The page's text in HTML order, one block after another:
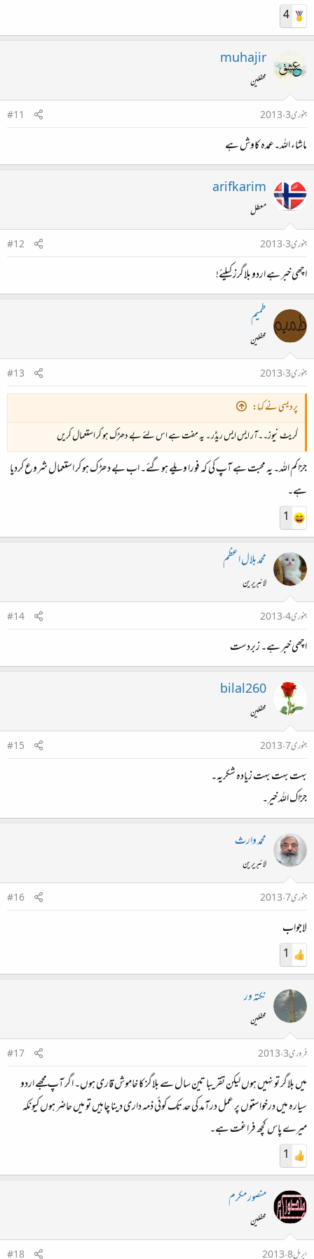
4
muhajir
محفلین
جنوری 3، 2013
#11
ماشاء اللہ۔عمدہ کاوش ہے
arifkarim
معطل
جنوری 3، 2013
#12
اچھی خبر ہے اردو بلاگرز کیلئے!
طمیم
محفلین
جنوری 3، 2013
#13
پردیسی نے کہا:
گریٹ نیوز۔۔آر ایس ایس ریڈر ۔ یہ مفت ہے اس لئے بے دھڑک ہو کر استعمال کریں
جزاکم اللہ۔ یہ محبت ہے آپ کی کہ فورا ویلے ہوگئے۔ اب بے دھڑک ہو کر استعمال شروع کردیا
ہے۔
1
محمد بلال اعظم
لائبریرین
جنوری 4، 2013
#14
اچھی خبر ہے۔ زبردست
bilal260
محفلین
جنوری 7، 2013
#15
بہت بہت بہت زیادہ شکریہ۔
جزاک اللہ خیر۔
محمد وارث
لائبریرین
جنوری 7، 2013
#16
لاجواب
1
نکتہ ور
محفلین
فروری 3، 2013
#17
میں بلاگر تو نہیں ہوں لیکن تقریبا تین سال سے بلاگز کا خاموش قاری ہوں۔ اگر آپ مجھے اردو
سیارہ میں درخواستوں پر عمل درآمد کی حد تک کوئی ذمہ داری دینا چاہیں تو میں حاضر ہوں کیونکہ
میرے پاس کچھ فراغت ہے۔
1
منصور مکرم
محفلین
اپریل 8، 2013
#18